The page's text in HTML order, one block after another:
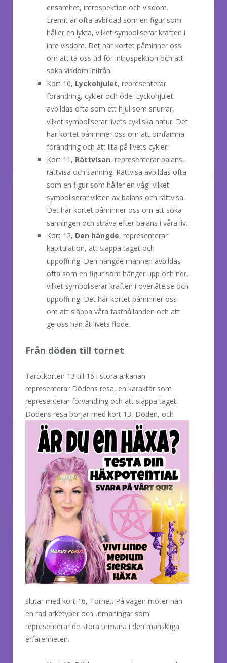
ensamhet, introspektion och visdom.
Eremit är ofta avbildad som en figur som
håller en lykta, vilket symboliserar kraften i
inre visdom. Det här kortet påminner oss
om att ta oss tid för introspektion och att
söka visdom inifrån.
Kort 10, Lyckohjulet, representerar
förändring, cykler och öde. Lyckohjulet
avbildas ofta som ett hjul som snurrar,
vilket symboliserar livets cykliska natur. Det
här kortet påminner oss om att omfamna
förändring och att lita på livets cykler.
Kort 11, Rättvisan, representerar balans,
rättvisa och sanning. Rättvisa avbildas ofta
som en figur som håller en våg, vilket
symboliserar vikten av balans och rättvisa.
Det här kortet påminner oss om att söka
sanningen och sträva efter balans i våra liv.
Kort 12, Den hängde, representerar
kapitulation, att släppa taget och
uppoffring. Den hängde mannen avbildas
ofta som en figur som hänger upp och ner,
vilket symboliserar kraften i överlåtelse och
uppoffring. Det här kortet påminner oss
om att släppa våra fasthållanden och att
ge oss hän åt livets flöde.
Från döden till tornet
Tarotkorten 13 till 16 i stora arkanan
representerar Dödens resa, en karaktär som
representerar förvandling och att släppa taget.
Dödens resa börjar med kort 13, Döden, och
slutar med kort 16, Tornet. På vägen möter han
en rad arketyper och utmaningar som
representerar de stora temana i den mänskliga
erfarenheten.